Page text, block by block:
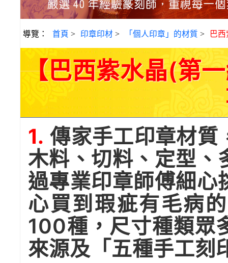
導覽： 首頁 > 印章印材 > 「個人印章」的材質 > 巴
【巴西紫水晶(第
1. 傳家手工印章材質
木料、切料、定型、
過專業印章師傅細心
心買到瑕疵有毛病
100種，尺寸種類眾
來源及「五種手工刻